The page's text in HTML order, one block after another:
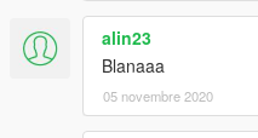
alin23
Blanaaa
05 novembre 2020